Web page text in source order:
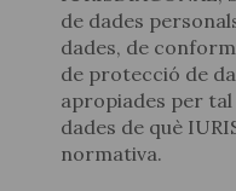
de dades
dades, de
de protecció de
apropiades per
dades de què
normativa.